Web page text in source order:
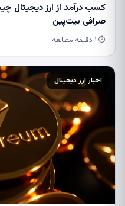
کسب درآمد از ارز
صرافی بیت‌پین
⏱ ۱ دقیقه مطالعه
اخبار ارز دیجیتال